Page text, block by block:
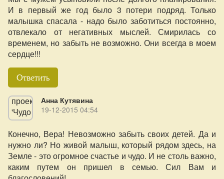
И в первый же год было 3 потери подряд. Только
малышка спасала - надо было заботиться постоянно,
отвлекало от негативных мыслей. Смирилась со
временем, но забыть не возможно. Они всегда в моем
сердце!!!
Ответить
Анна Кутявина
19-12-2015 04:54
Конечно, Вера! Невозможно забыть своих детей. Да и
нужно ли? Но живой малыш, который рядом здесь, на
Земле - это огромное счастье и чудо. И не столь важно,
каким путем он пришел в семью. Сил Вам и